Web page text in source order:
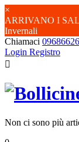
×
ARRIVANO I
Invernali
Chiamaci
Login Registro

Non ci sono più